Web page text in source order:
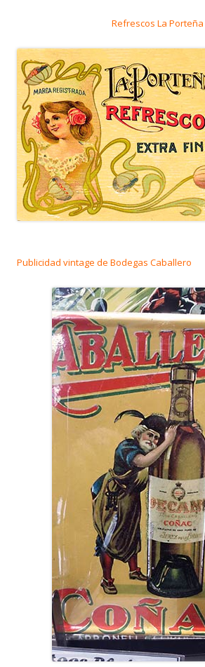
Refrescos La Porteña
Publicidad vintage de Bodegas Caballero